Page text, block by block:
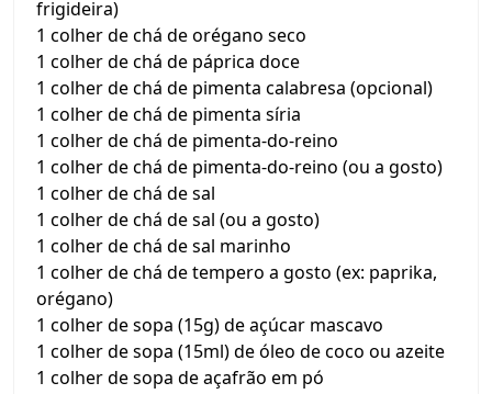
frigideira)
1 colher de chá de orégano seco
1 colher de chá de páprica doce
1 colher de chá de pimenta calabresa (opcional)
1 colher de chá de pimenta síria
1 colher de chá de pimenta-do-reino
1 colher de chá de pimenta-do-reino (ou a gosto)
1 colher de chá de sal
1 colher de chá de sal (ou a gosto)
1 colher de chá de sal marinho
1 colher de chá de tempero a gosto (ex: paprika,
orégano)
1 colher de sopa (15g) de açúcar mascavo
1 colher de sopa (15ml) de óleo de coco ou azeite
1 colher de sopa de açafrão em pó